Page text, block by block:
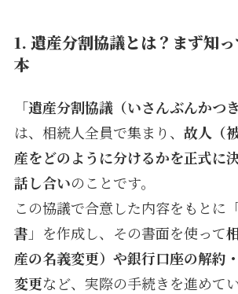
1. 遺産分割協議とは？まず知
本
「遺産分割協議（いさんぶんかつ
は、相続人全員で集まり、 故人（
産をどのように分けるかを正式に
話し合いのことです。
この協議で合意した内容をもとに
書 」を作成し、その書面を使って
産の名義変更）や銀行口座の解約
変更など、実際の手続きを進めてい